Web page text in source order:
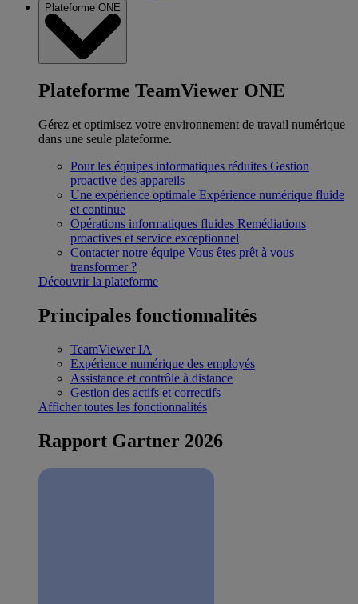
Plateforme ONE
Plateforme TeamViewer ONE
Gérez et optimisez votre environnement de travail numérique
dans une seule plateforme.
Pour les équipes informatiques réduites Gestion
proactive des appareils
Une expérience optimale Expérience numérique fluide
et continue
Opérations informatiques fluides Remédiations
proactives et service exceptionnel
Contacter notre équipe Vous êtes prêt à vous
transformer ?
Découvrir la plateforme
Principales fonctionnalités
TeamViewer IA
Expérience numérique des employés
Assistance et contrôle à distance
Gestion des actifs et correctifs
Afficher toutes les fonctionnalités
Rapport Gartner 2026